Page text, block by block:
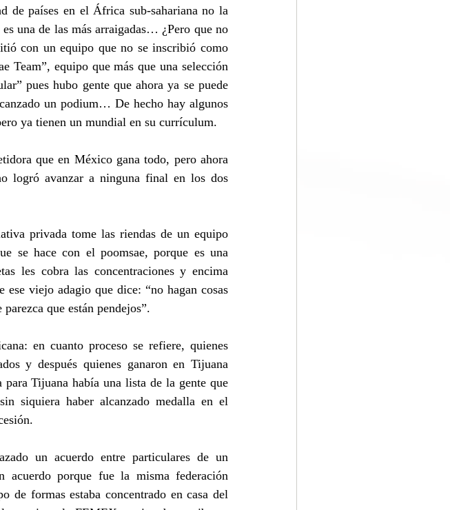
de países en el África sub-sahariana no la
una de las más arraigadas… ¿Pero que no
con un equipo que no se inscribió como
Team”, equipo que más que una selección
pues hubo gente que ahora ya se puede
un podium… De hecho hay algunos
ya tienen un mundial en su currículum.
que en México gana todo, pero ahora
logró avanzar a ninguna final en los dos
privada tome las riendas de un equipo
se hace con el poomsae, porque es una
les cobra las concentraciones y encima
viejo adagio que dice: “no hagan cosas
que están pendejos”.
en cuanto proceso se refiere, quienes
y después quienes ganaron en Tijuana
Tijuana había una lista de la gente que
siquiera haber alcanzado medalla en el
un acuerdo entre particulares de un
porque fue la misma federación
de formas estaba concentrado en casa del